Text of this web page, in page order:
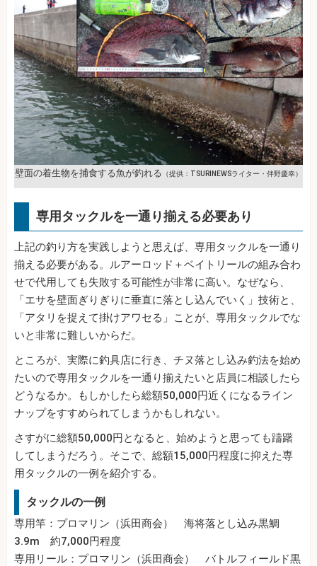
壁面の着生物を捕食する魚が釣れる （提供：TSURINEWSライター・伴野慶幸）
専用タックルを一通り揃える必要あり
上記の釣り方を実践しようと思えば、専用タックルを一通り
揃える必要がある。ルアーロッド＋ベイトリールの組み合わ
せで代用しても失敗する可能性が非常に高い。なぜなら、
「エサを壁面ぎりぎりに垂直に落とし込んでいく」技術と、
「アタリを捉えて掛けアワセる」ことが、専用タックルでな
いと非常に難しいからだ。
ところが、実際に釣具店に行き、チヌ落とし込み釣法を始め
たいので専用タックルを一通り揃えたいと店員に相談したら
どうなるか。もしかしたら総額50,000円近くになるライン
ナップをすすめられてしまうかもしれない。
さすがに総額50,000円となると、始めようと思っても躊躇
してしまうだろう。そこで、総額15,000円程度に抑えた専
用タックルの一例を紹介する。
タックルの一例
専用竿：プロマリン（浜田商会） 海将落とし込み黒鯛
3.9m 約7,000円程度
専用リール：プロマリン（浜田商会） バトルフィールド黒